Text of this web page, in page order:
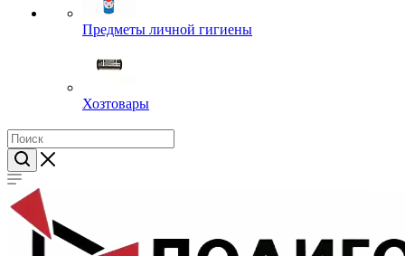
Предметы личной гигиены
Хозтовары